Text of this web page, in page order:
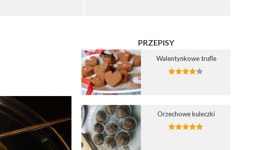
PRZEPISY
Walentynkowe trufle
Orzechowe kuleczki